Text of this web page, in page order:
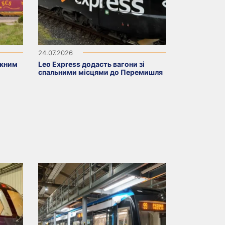
24.07.2026
Leo Express додасть вагони зі
спальними місцями до Перемишля